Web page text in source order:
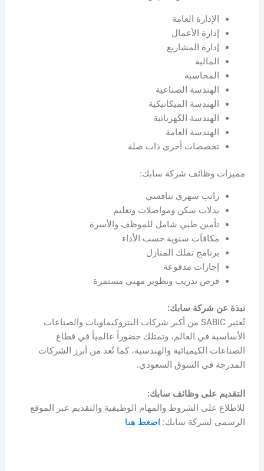
الإدارة العامة
إدارة الأعمال
إدارة المشاريع
المالية
المحاسبة
الهندسة الصناعية
الهندسة الميكانيكية
الهندسة الكهربائية
الهندسة العامة
تخصصات أخرى ذات صلة
مميزات وظائف شركة سابك:
راتب شهري تنافسي
بدلات سكن ومواصلات وتعليم
تأمين طبي شامل للموظف والأسرة
مكافآت سنوية حسب الأداء
برنامج تملك المنازل
إجازات مدفوعة
فرص تدريب وتطوير مهني مستمرة
نبذة عن شركة سابك:
تُعتبر SABIC من أكبر شركات البتروكيماويات والصناعات
الأساسية في العالم، وتمتلك حضوراً عالمياً في قطاع
الصناعات الكيميائية والهندسية، كما تُعد من أبرز الشركات
المدرجة في السوق السعودي.
التقديم على وظائف سابك:
للاطلاع على الشروط والمهام الوظيفية والتقديم عبر الموقع
الرسمي لشركة سابك: اضغط هنا